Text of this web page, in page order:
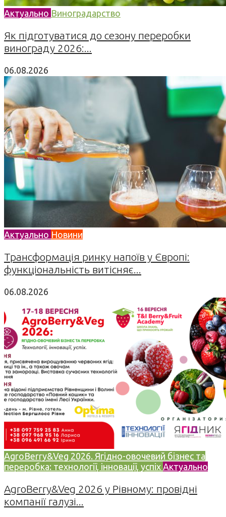
Актуально Виноградарство
Як підготуватися до сезону переробки
винограду 2026:...
06.08.2026
Актуально Новини
Трансформація ринку напоїв у Європі:
функціональність витісняє...
06.08.2026
AgroBerry&Veg 2026. Ягідно-овочевий бізнес та
переробка: технології, інновації, успіх Актуально
AgroBerry&Veg 2026 у Рівному: провідні
компанії галузі...